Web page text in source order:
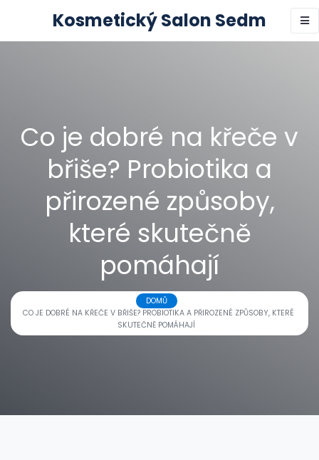
Kosmetický Salon Sedm
Co je dobré na křeče v
břiše? Probiotika a
přirozené způsoby,
které skutečně
pomáhají
DOMŮ
CO JE DOBRÉ NA KŘEČE V BŘIŠE? PROBIOTIKA A PŘIROZENÉ ZPŮSOBY, KTERÉ
SKUTEČNĚ POMÁHAJÍ